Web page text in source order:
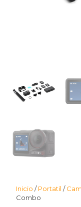
Inicio /Portatil /
Combo